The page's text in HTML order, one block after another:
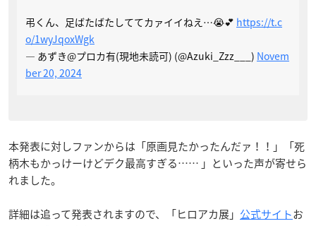
弔くん、足ばたばたしててカァイイねえ…😭💕 https://t.c
o/1wyJqoxWgk
— あずき@プロカ有(現地未読可) (@Azuki_Zzz___) Novem
ber 20, 2024
本発表に対しファンからは「原画見たかったんだァ！！」「死
柄木もかっけーけどデク最高すぎる…… 」といった声が寄せら
れました。
詳細は追って発表されますので、「ヒロアカ展」 公式サイトお